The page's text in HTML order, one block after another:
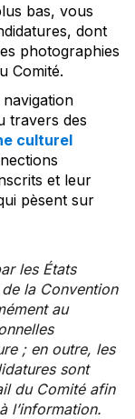
bas, vous
dont
photographies
Comité.
travers des
culturel
et leur
pèsent sur
les États
la Convention
au
; en outre, les
sont
du Comité afin
l’information.